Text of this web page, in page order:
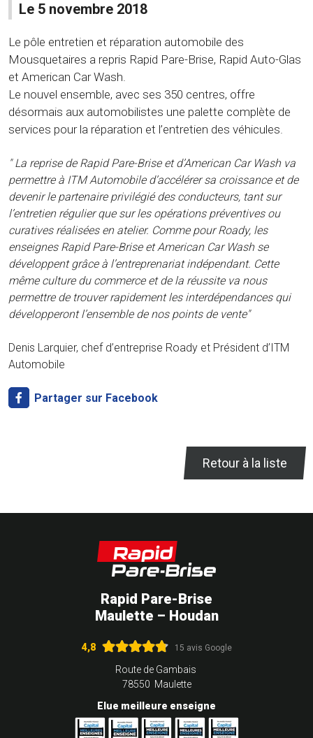
Le 5 novembre 2018
Le pôle entretien et réparation automobile des
Mousquetaires a repris Rapid Pare-Brise, Rapid Auto-Glas
et American Car Wash.
Le nouvel ensemble, avec ses 350 centres, offre
désormais aux automobilistes une palette complète de
services pour la réparation et l’entretien des véhicules.
" La reprise de Rapid Pare-Brise et d’American Car Wash va
permettre à ITM Automobile d’accélérer sa croissance et de
devenir le partenaire privilégié des conducteurs, tant sur
l’entretien régulier que sur les opérations préventives ou
curatives réalisées en atelier. Comme pour Roady, les
enseignes Rapid Pare-Brise et American Car Wash se
développent grâce à l’entreprenariat indépendant. Cette
même culture du commerce et de la réussite va nous
permettre de trouver rapidement les interdépendances qui
développeront l’ensemble de nos points de vente"
Denis Larquier, chef d’entreprise Roady et Président d’ITM
Automobile
Partager sur Facebook
Retour à la liste
Rapid Pare-Brise
Maulette – Houdan
4,8 15 avis Google
Route de Gambais
78550 Maulette
Elue meilleure enseigne